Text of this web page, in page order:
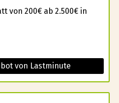
von 200€ ab 2.500€ in
von Lastminute